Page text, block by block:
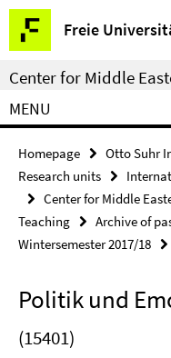
Springe
direkt
zu
Inhalt
Freie
Service
Navigation
Center for Middle
MENU
Homepage
Otto Suhr
Research units
Center for Middle
Teaching
Archive of
Wintersemester 2017/18
Politik und
(15401)